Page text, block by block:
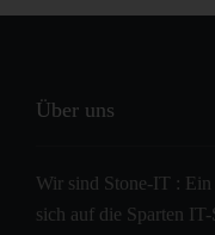
Über uns
Wir sind Stone-IT :
sich auf die Sparten